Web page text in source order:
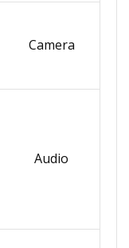
Camera
Audio